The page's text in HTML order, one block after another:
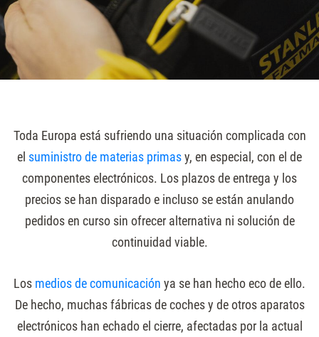
Toda Europa está sufriendo una situación complicada con
el suministro de materias primasy, en especial, con el de
componentes electrónicos. Los plazos de entrega y los
precios se han disparado e incluso se están anulando
pedidos en curso sin ofrecer alternativa ni solución de
continuidad viable.
Los medios de comunicación ya se han hecho eco de ello.
De hecho, muchas fábricas de coches y de otros aparatos
electrónicos han echado el cierre, afectadas por la actual